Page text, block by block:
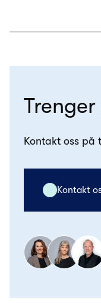
Kontakt oss på
Kontakt